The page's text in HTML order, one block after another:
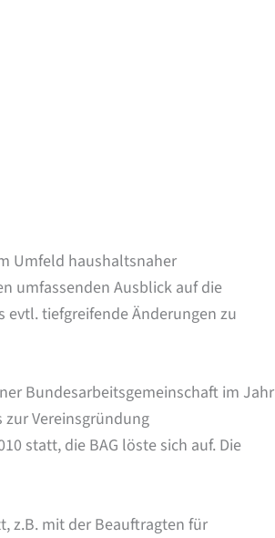
Umfeld haushaltsnaher
umfassenden Ausblick auf die
tiefgreifende Änderungen zu
Bundesarbeitsgemeinschaft im Jahr
Vereinsgründung
statt, die BAG löste sich auf. Die
z.B. mit der Beauftragten für